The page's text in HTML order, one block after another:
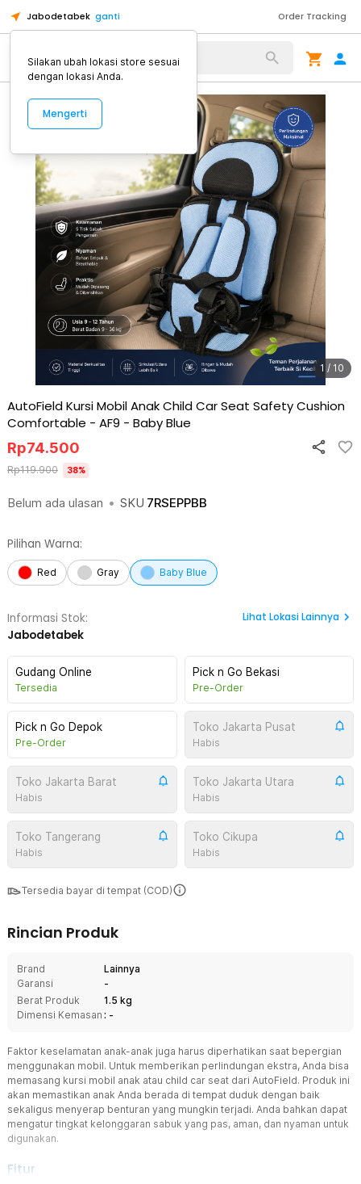
Jabodetabek ganti Order Tracking
Alat Kopi
1 / 10
AutoField Kursi Mobil Anak Child Car Seat Safety Cushion
Comfortable - AF9 - Baby Blue
Belum ada ulasan • SKU 7RSEPPBB
Rp74.500
Rp119.900 38%
Pilihan Warna:
Red Gray Baby Blue
Informasi Stok:
Jabodetabek
Lihat Lokasi Lainnya
Gudang Online
Tersedia
Pick n Go Bekasi
Pre-Order
Pick n Go Depok
Pre-Order
Toko Jakarta Pusat
Habis
Toko Jakarta Barat
Habis
Toko Jakarta Utara
Habis
Toko Tangerang
Habis
Toko Cikupa
Habis
Tersedia bayar di tempat (COD)
Rincian Produk
Brand
Lainnya
Garansi
-
Berat Produk
1.5 kg
Dimensi Kemasan : -
Faktor keselamatan anak-anak juga harus diperhatikan saat bepergian
menggunakan mobil. Untuk memberikan perlindungan ekstra, Anda bisa
memasang kursi mobil anak atau child car seat dari AutoField. Produk ini
akan memastikan anak Anda berada di tempat duduk dengan baik
sekaligus menyerap benturan yang mungkin terjadi. Anda bahkan dapat
mengatur tingkat kelonggaran sabuk yang pas, aman, dan nyaman untuk
digunakan.
Fitur
Silakan ubah lokasi store sesuai
dengan lokasi Anda.
Mengerti